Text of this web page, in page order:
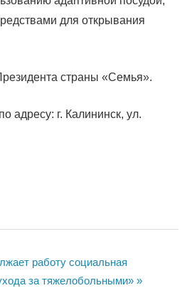
для открывания
страны «Семья».
адресу: г. Калининск, ул.
работу социальная
за тяжелобольными»